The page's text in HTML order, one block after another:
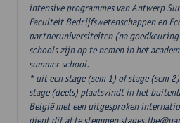
intensive programmes van Antwerp
Faculteit Bedrijfswetenschappen en
partneruniversiteiten (na goedkeuring
schools zijn op te nemen in het
summer school.
* uit een stage (sem 1) of stage (sem
stage (deels) plaatsvindt in het
België met een uitgesproken
dient dit af te stemmen